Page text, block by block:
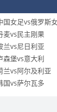
女足vs俄罗斯
麦vs民主刚果
兰vs尼日利亚
森堡vs意大利
兰vs阿尔及利亚
国vs萨尔瓦多